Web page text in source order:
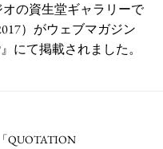
の資生堂ギャラリーで
）がウェブマガジン
にて掲載されました。
QUOTATION